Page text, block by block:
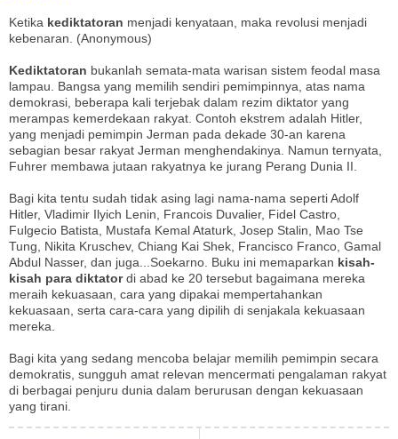
Ketika kediktatoran menjadi kenyataan, maka revolusi menjadi
kebenaran. (Anonymous)
Kediktatoran bukanlah semata-mata warisan sistem feodal masa
lampau. Bangsa yang memilih sendiri pemimpinnya, atas nama
demokrasi, beberapa kali terjebak dalam rezim diktator yang
merampas kemerdekaan rakyat. Contoh ekstrem adalah Hitler,
yang menjadi pemimpin Jerman pada dekade 30-an karena
sebagian besar rakyat Jerman menghendakinya. Namun ternyata,
Fuhrer membawa jutaan rakyatnya ke jurang Perang Dunia II.
Bagi kita tentu sudah tidak asing lagi nama-nama seperti Adolf
Hitler, Vladimir Ilyich Lenin, Francois Duvalier, Fidel Castro,
Fulgecio Batista, Mustafa Kemal Ataturk, Josep Stalin, Mao Tse
Tung, Nikita Kruschev, Chiang Kai Shek, Francisco Franco, Gamal
Abdul Nasser, dan juga...Soekarno. Buku ini memaparkan kisah-
kisah para diktatordi abad ke 20 tersebut bagaimana mereka
meraih kekuasaan, cara yang dipakai mempertahankan
kekuasaan, serta cara-cara yang dipilih di senjakala kekuasaan
mereka.
Bagi kita yang sedang mencoba belajar memilih pemimpin secara
demokratis, sungguh amat relevan mencermati pengalaman rakyat
di berbagai penjuru dunia dalam berurusan dengan kekuasaan
yang tirani.